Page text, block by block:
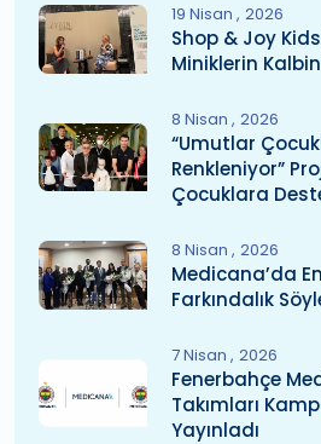
19 Nisan 2026
Shop & Joy
Miniklerin
8 Nisan 2026
“Umutlar
Renkleniyor”
Çocuklara
8 Nisan 2026
Medicana’da
Farkındalık
7 Nisan 2026
Fenerbahçe
Takımları
Yayınladı